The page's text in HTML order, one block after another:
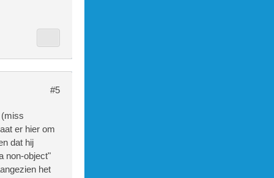
#5
er hier om
dat hij
non-object"
het